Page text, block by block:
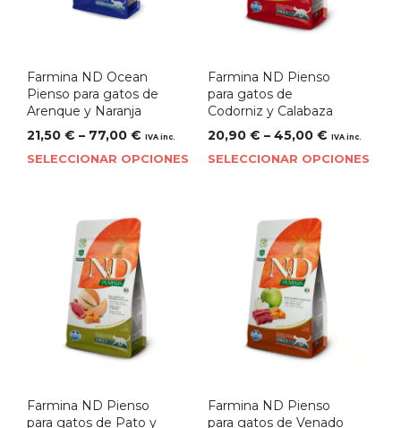
Farmina ND Ocean
Pienso para gatos de
Arenque y Naranja
21,50 € – 77,00 € IVA inc.
SELECCIONAR OPCIONES
Farmina ND Pienso
para gatos de
Codorniz y Calabaza
20,90 € – 45,00 € IVA inc.
SELECCIONAR OPCIONES
Farmina ND Pienso
para gatos de Pato y
Farmina ND Pienso
para gatos de Venado